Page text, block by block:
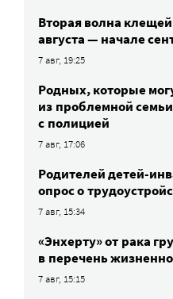
Вторая волна
августа — начале
7 авг, 19:25
Родных, которые
из проблемной
с полицией
7 авг, 17:06
Родителей детей-
опрос о
7 авг, 15:34
«Энхерту» от рака
в перечень
7 авг, 15:15